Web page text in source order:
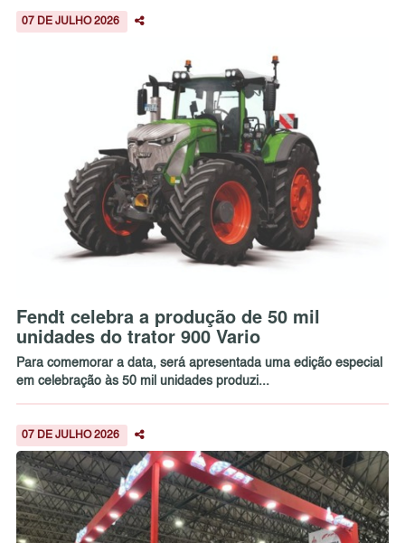
07 DE JULHO 2026
Fendt celebra a produção de 50 mil
unidades do trator 900 Vario
Para comemorar a data, será apresentada uma edição especial
em celebração às 50 mil unidades produzi...
07 DE JULHO 2026